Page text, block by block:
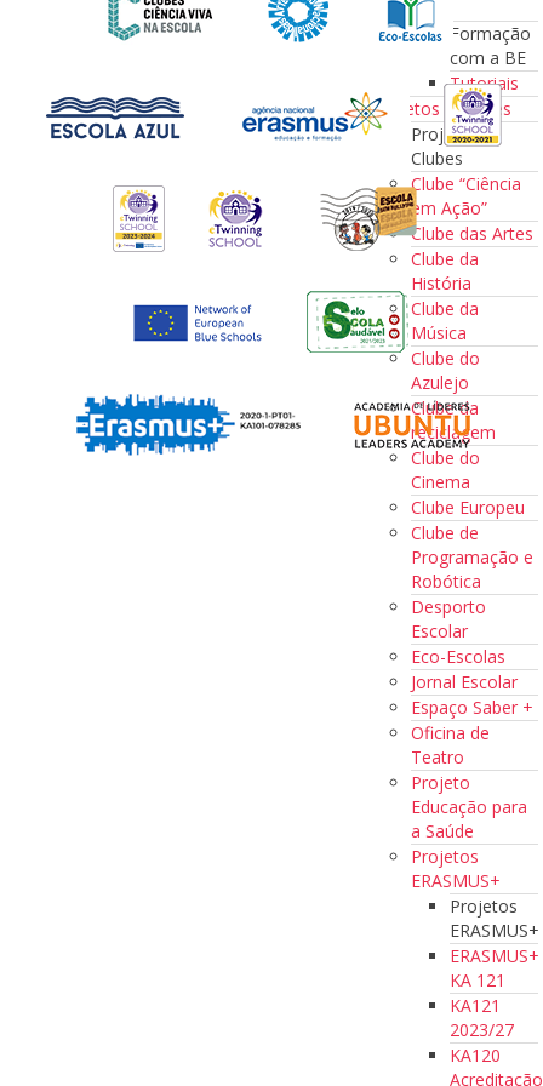
a BE
Formação
com a BE
Tutoriais
Projetos e Clubes
Projetos e
Clubes
Clube “Ciência
em Ação”
Clube das Artes
Clube da
História
Clube da
Música
Clube do
Azulejo
Clube da
reciclagem
Clube do
Cinema
Clube Europeu
Clube de
Programação e
Robótica
Desporto
Escolar
Eco-Escolas
Jornal Escolar
Espaço Saber +
Oficina de
Teatro
Projeto
Educação para
a Saúde
Projetos
ERASMUS+
Projetos
ERASMUS+
ERASMUS+
KA 121
KA121
2023/27
KA120
Acreditação